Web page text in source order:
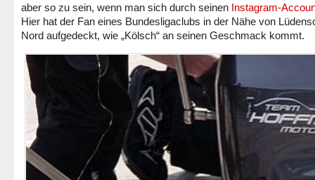
aber so zu sein, wenn man sich durch seinen Instagram-
Hier hat der Fan eines Bundesligaclubs in der Nähe von
Nord aufgedeckt, wie „Kölsch“ an seinen Geschmack kommt.